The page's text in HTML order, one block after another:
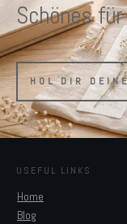
Schönes
HOL DIR
USEFUL LINKS
Home
Blog